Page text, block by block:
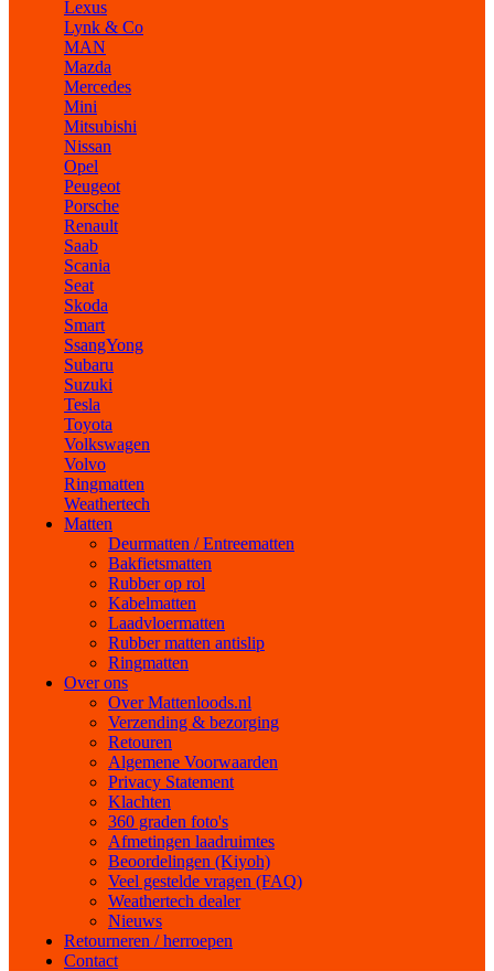
Lexus
Lynk & Co
MAN
Mazda
Mercedes
Mini
Mitsubishi
Nissan
Opel
Peugeot
Porsche
Renault
Saab
Scania
Seat
Skoda
Smart
SsangYong
Subaru
Suzuki
Tesla
Toyota
Volkswagen
Volvo
Ringmatten
Weathertech
Matten
Deurmatten / Entreematten
Bakfietsmatten
Rubber op rol
Kabelmatten
Laadvloermatten
Rubber matten antislip
Ringmatten
Over ons
Over Mattenloods.nl
Verzending & bezorging
Retouren
Algemene Voorwaarden
Privacy Statement
Klachten
360 graden foto's
Afmetingen laadruimtes
Beoordelingen (Kiyoh)
Veel gestelde vragen (FAQ)
Weathertech dealer
Nieuws
Retourneren / herroepen
Contact